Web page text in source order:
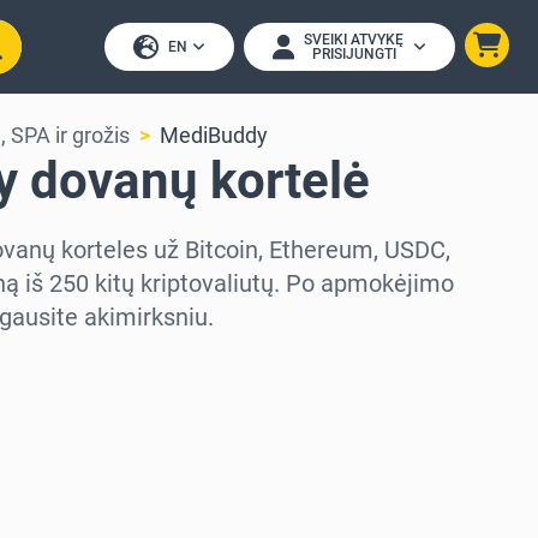
EN
SVEIKI ATVYKĘ
PRISIJUNGTI
SPA ir grožis MediBuddy
dovanų kortelė
korteles už Bitcoin, Ethereum, USDC,
iš 250 kitų kriptovaliutų. Po apmokėjimo
akimirksniu.